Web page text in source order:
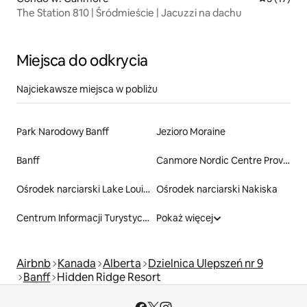
The Station 810 | Śródmieście | Jacuzzi na dachu
Miejsca do odkrycia
Najciekawsze miejsca w pobliżu
Park Narodowy Banff Jezioro Moraine
Banff Canmore Nordic Centre Provincial Pk
Ośrodek narciarski Lake Louise Ośrodek narciarski Nakiska
Centrum Informacji Turystycznej w Banff Pokaż więcej
Airbnb Kanada Alberta Dzielnica Ulepszeń nr 9
Banff Hidden Ridge Resort